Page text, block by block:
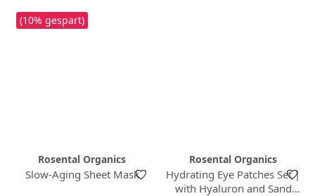
(10% gespart)
Rosental Organics
Slow-Aging Sheet Mask
Rosental Organics
Hydrating Eye Patches Set |
with Hyaluron and Sand